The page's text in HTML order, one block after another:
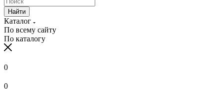
Найти
Каталог
По всему сайту
По каталогу
0
0